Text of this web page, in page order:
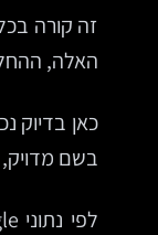
זה קורה
האלה,
בשם מדויק,